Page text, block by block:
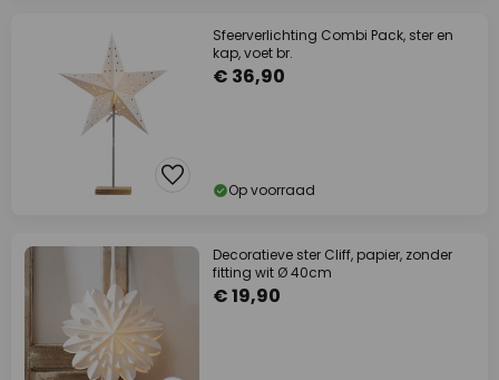
Sfeerverlichting Combi Pack, ster en
kap, voet br.
€ 36,90
Op voorraad
Decoratieve ster Cliff, papier, zonder
fitting wit Ø 40cm
€ 19,90